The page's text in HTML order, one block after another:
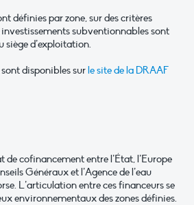
définies par zone, sur des critères
subventionnables sont
d’exploitation.
disponibles surle site de la DRAAF
de cofinancement entre l’État, l’Europe
Généraux et l’Agence de l’eau
L’articulation entre ces financeurs se
environnementaux des zones définies.